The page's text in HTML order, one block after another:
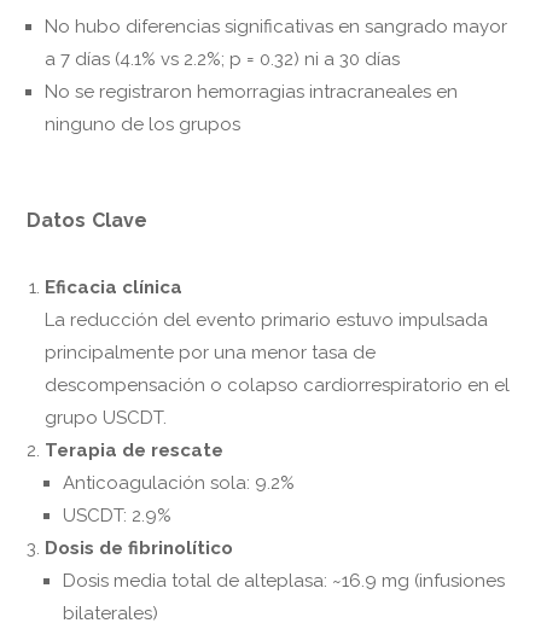
No hubo diferencias significativas en sangrado mayor
a 7 días (4.1% vs 2.2%; p = 0.32) ni a 30 días
No se registraron hemorragias intracraneales en
ninguno de los grupos
Datos Clave
Eficacia clínica
La reducción del evento primario estuvo impulsada
principalmente por una menor tasa de
descompensación o colapso cardiorrespiratorio en el
grupo USCDT.
Terapia de rescate
Anticoagulación sola: 9.2%
USCDT: 2.9%
Dosis de fibrinolítico
Dosis media total de alteplasa: ~16.9 mg (infusiones
bilaterales)